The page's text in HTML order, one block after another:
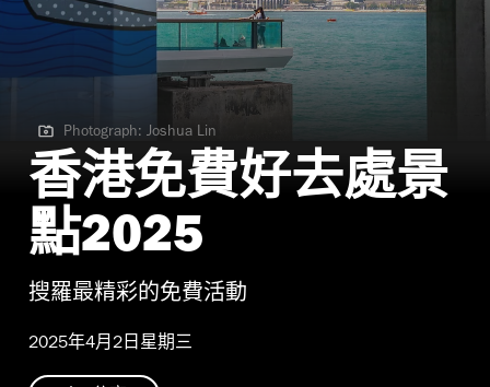
Photograph: Joshua Lin
Photograph: Joshua Lin
香港免費好去處景
點2025
搜羅最精彩的免費活動
2025年4月2日星期三